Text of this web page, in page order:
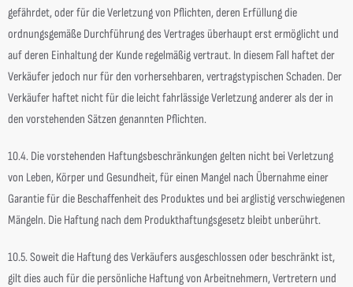
gefährdet, oder für die Verletzung von Pflichten, deren Erfüllung die
ordnungsgemäße Durchführung des Vertrages überhaupt erst ermöglicht und
auf deren Einhaltung der Kunde regelmäßig vertraut. In diesem Fall haftet der
Verkäufer jedoch nur für den vorhersehbaren, vertragstypischen Schaden. Der
Verkäufer haftet nicht für die leicht fahrlässige Verletzung anderer als der in
den vorstehenden Sätzen genannten Pflichten.
10.4. Die vorstehenden Haftungsbeschränkungen gelten nicht bei Verletzung
von Leben, Körper und Gesundheit, für einen Mangel nach Übernahme einer
Garantie für die Beschaffenheit des Produktes und bei arglistig verschwiegenen
Mängeln. Die Haftung nach dem Produkthaftungsgesetz bleibt unberührt.
10.5. Soweit die Haftung des Verkäufers ausgeschlossen oder beschränkt ist,
gilt dies auch für die persönliche Haftung von Arbeitnehmern, Vertretern und